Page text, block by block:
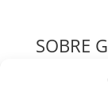
SOBRE